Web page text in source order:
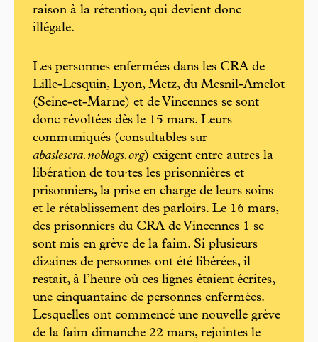
raison à la rétention, qui devient donc
illégale.
Les personnes enfermées dans les CRA de
Lille-Lesquin, Lyon, Metz, du Mesnil-Amelot
(Seine-et-Marne) et de Vincennes se sont
donc révoltées dès le 15 mars. Leurs
communiqués (consultables sur
abaslescra.noblogs.org) exigent entre autres la
libération de tou·tes les prisonnières et
prisonniers, la prise en charge de leurs soins
et le rétablissement des parloirs. Le 16 mars,
des prisonniers du CRA de Vincennes 1 se
sont mis en grève de la faim. Si plusieurs
dizaines de personnes ont été libérées, il
restait, à l’heure où ces lignes étaient écrites,
une cinquantaine de personnes enfermées.
Lesquelles ont commencé une nouvelle grève
de la faim dimanche 22 mars, rejointes le